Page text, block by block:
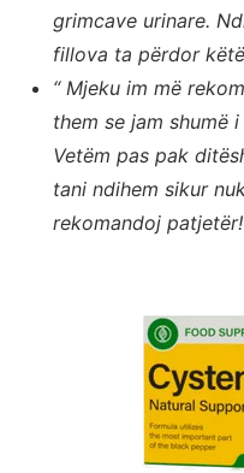
grimcave urinare.
fillova ta përdor
“ Mjeku im më
them se jam shumë
Vetëm pas pak
tani ndihem sikur
rekomandoj